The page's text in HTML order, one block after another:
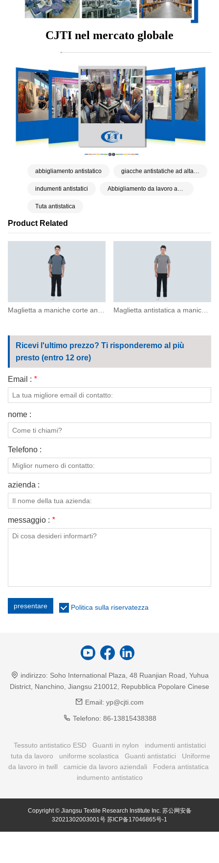
Product Related
Maglietta a maniche corte antibatterica e antistatica Maglietta antistatica a maniche corte con scollo tondo
CJTI nel mercato globale
abbigliamento antistatico giacche antistatiche ad alta visibilità
indumenti antistatici Abbigliamento da lavoro antistatico
Tuta antistatica
Ricevi l'ultimo prezzo? Ti risponderemo al più
presto (entro 12 ore)
Email : *
nome :
Telefono :
azienda :
messaggio : *
presentare Politica sulla riservatezza
indirizzo: Soho International Plaza, 48 Ruanjian Road, Yuhua
District, Nanchino, Jiangsu 210012, Repubblica Popolare Cinese
Email: yp@cjti.com
Telefono: 86-13815438388
Tessuto antistatico ESD Guanti in nylon
indumenti antistatici
tuta da lavoro
uniforme scolastica Guanti antistatici
Uniforme
da lavoro in twill
camicie da lavoro aziendali
Fodera antistatica
indumento antistatico
Copyright © Jiangsu Textile Research Institute Inc. 苏公网安备
32021302003001号 苏ICP备17046865号-1